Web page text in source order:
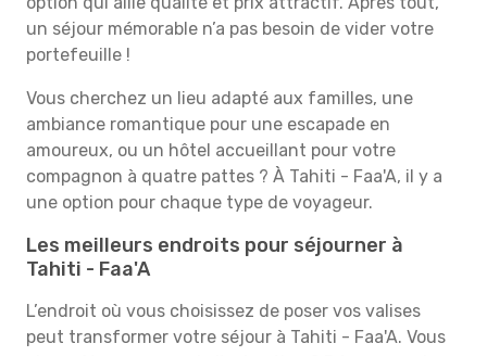
un séjour mémorable n’a pas besoin de vider votre
portefeuille !
Vous cherchez un lieu adapté aux familles, une
ambiance romantique pour une escapade en
amoureux, ou un hôtel accueillant pour votre
compagnon à quatre pattes ? À Tahiti - Faa'A, il y a
une option pour chaque type de voyageur.
Les meilleurs endroits pour séjourner à
Tahiti - Faa'A
L’endroit où vous choisissez de poser vos valises
peut transformer votre séjour à Tahiti - Faa'A. Vous